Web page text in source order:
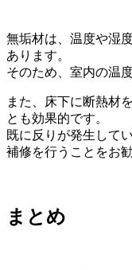
無垢材は、温度や湿
あります。
そのため、室内の温
また、床下に断熱材
とも効果的です。
既に反りが発生して
補修を行うことをお
まとめ